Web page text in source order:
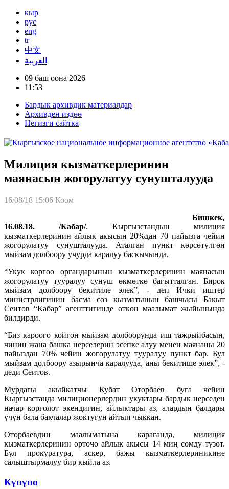
кыр
рус
eng
tr
中文
العربية
09 баш оона 2026
11:53
Бардык архивдик материалдар
Архивден издөө
Негизги сайтка
Милиция кызматкерлеринин
маянасын жогорулатуу сунушталууда
16/08/18 15:06 Коом
Бишкек,
16.08.18. /Кабар/. Кыргызстандын милиция
кызматкерлеринин айлык акысын 20%дан 70 пайызга чейин
жогорулатуу сунушталууда. Аталган пункт көрсөтүлгөн
мыйзам долбоору учурда каралуу баскычында.
“Укук коргоо органдарынын кызматкерлеринин маянасын
жогорулатуу тууралуу сунуш өкмөткө багытталган. Бирок
мыйзам долбоору бекитиле элек”, - деп Ички иштер
министрлигинин басма сөз кызматынын башчысы Бакыт
Сеитов “Кабар” агенттигинде өткөн маалымат жыйынында
билдирди.
“Биз кароого койгон мыйзам долбоорунда иш тажрыйбасын,
чинин жана башка нерселерин эсепке алуу менен маянаны 20
пайыздан 70% чейин жогорулатуу тууралуу пункт бар. Бул
мыйзам долбоору азырынча каралууда, аны бекитише элек”, -
деди Сеитов.
Мурдагы акыйкатчы Кубат Оторбаев буга чейин
Кыргызстанда милиционерлердин укуктары бардык нерседен
начар корголот экендигин, айлыктары аз, алардын балдары
үчүн бала бакчалар жоктугун айтып чыккан.
Оторбаевдин маалыматына караганда, милиция
кызматкерлеринин орточо айлык акысы 14 миң сомду түзөт.
Бул прокуратура, аскер, бажы кызматкерлериникине
салыштырмалуу бир кыйла аз.
Күнүнө